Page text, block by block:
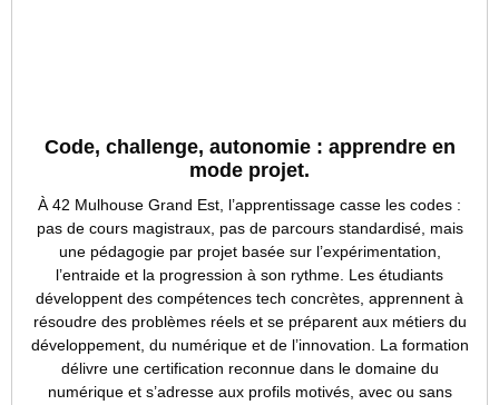
Code, challenge, autonomie : apprendre en
mode projet.
À 42 Mulhouse Grand Est, l’apprentissage casse les codes :
pas de cours magistraux, pas de parcours standardisé, mais
une pédagogie par projet basée sur l’expérimentation,
l’entraide et la progression à son rythme. Les étudiants
développent des compétences tech concrètes, apprennent à
résoudre des problèmes réels et se préparent aux métiers du
développement, du numérique et de l’innovation. La formation
délivre une certification reconnue dans le domaine du
numérique et s’adresse aux profils motivés, avec ou sans